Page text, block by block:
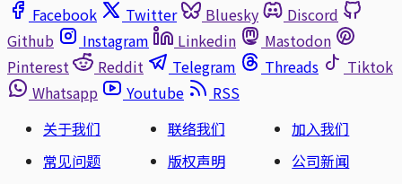
Facebook
Twitter Bluesky
Discord
Github
Instagram Linkedin
Mastodon
Pinterest
Reddit Telegram Threads
Tiktok
Whatsapp
Youtube
RSS
关于我们
联络我们
加入我们
常见问题
版权声明
公司新闻